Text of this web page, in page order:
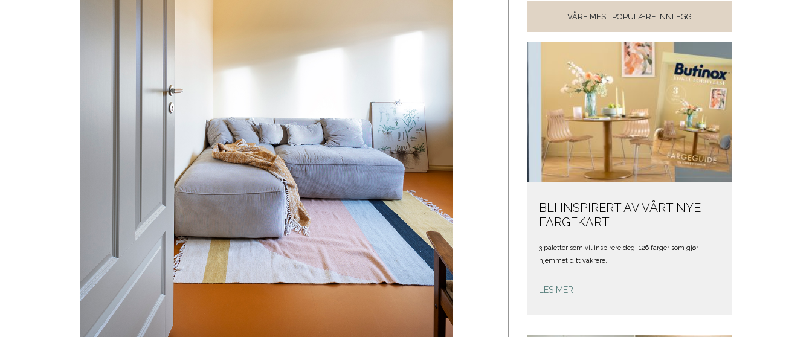
VÅRE MEST POPULÆRE INNLEGG
BLI INSPIRERT AV VÅRT NYE
FARGEKART
3 paletter som vil inspirere deg! 126 farger som gjør
hjemmet ditt vakrere.
LES MER